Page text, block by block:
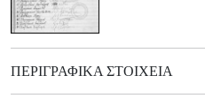
ΠΕΡΙΓΡΑΦΙΚΆ ΣΤΟΙΧΕΊΑ